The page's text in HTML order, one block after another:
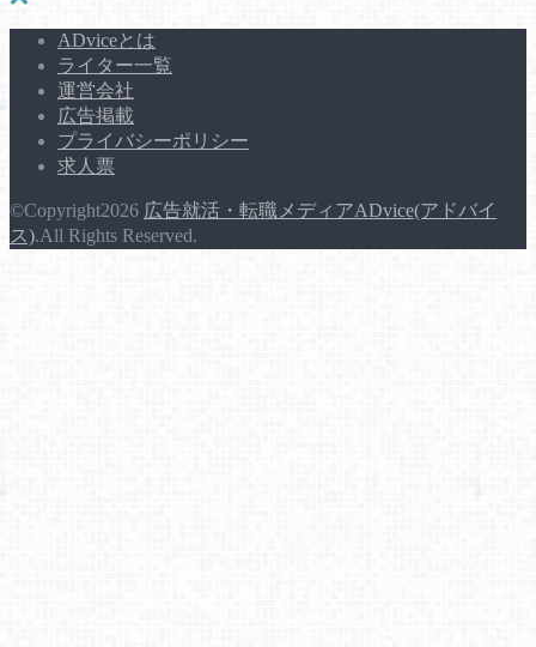
ADviceとは
ライター一覧
運営会社
広告掲載
プライバシーポリシー
求人票
©Copyright2026 広告就活・転職メディアADvice(アドバイ
ス).All Rights Reserved.